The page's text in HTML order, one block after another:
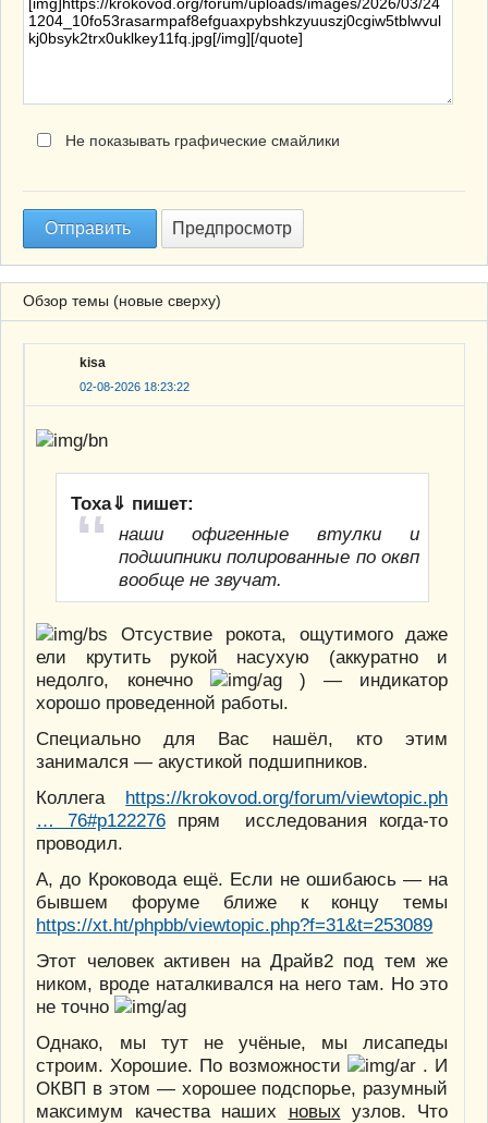
Не показывать графические смайлики
Обзор темы (новые сверху)
kisa
02-08-2026 18:23:22
Тоха⇓ пишет:
наши офигенные втулки и
подшипники полированные по оквп
вообще не звучат.
Отсуствие рокота, ощутимого даже
ели крутить рукой насухую (аккуратно и
недолго, конечно
) — индикатор
хорошо проведенной работы.
Специально для Вас нашёл, кто этим
занимался — акустикой подшипников.
Коллега https://krokovod.org/forum/viewtopic.ph
… 76#p122276прям исследования когда-то
проводил.
А, до Кроковода ещё. Если не ошибаюсь — на
бывшем форуме ближе к концу темы
https://xt.ht/phpbb/viewtopic.php?f=31&t=253089
Этот человек активен на Драйв2 под тем же
ником, вроде наталкивался на него там. Но это
не точно
Однако, мы тут не учёные, мы лисапеды
строим. Хорошие. По возможности
. И
ОКВП в этом — хорошее подспорье, разумный
максимум качества наших новых узлов. Что